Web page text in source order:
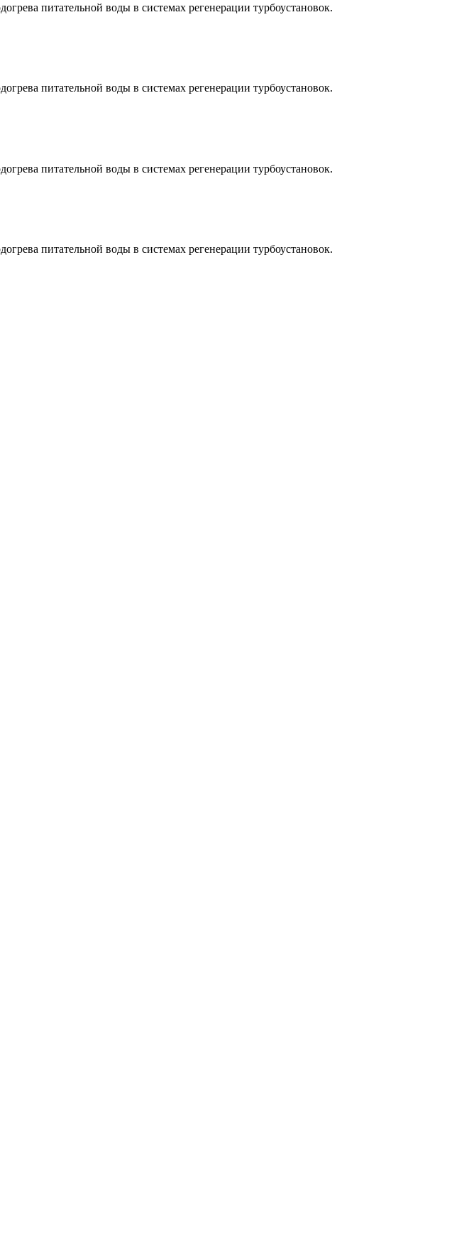
питательной воды в системах регенерации турбоустановок.
питательной воды в системах регенерации турбоустановок.
питательной воды в системах регенерации турбоустановок.
питательной воды в системах регенерации турбоустановок.